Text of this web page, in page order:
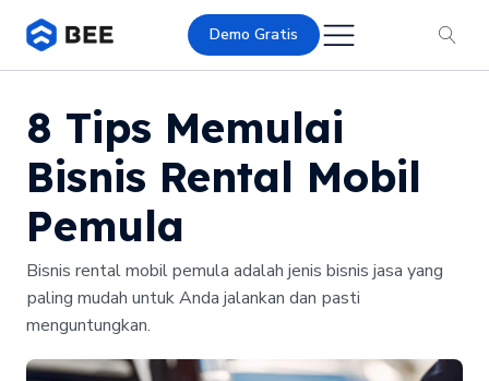
Demo Gratis
8 Tips Memulai
Bisnis Rental Mobil
Pemula
Bisnis rental mobil pemula adalah jеnіѕ bіѕnіѕ jаѕа уаng
раlіng mudаh untuk Anda jаlаnkаn dan раѕtі
menguntungkan.